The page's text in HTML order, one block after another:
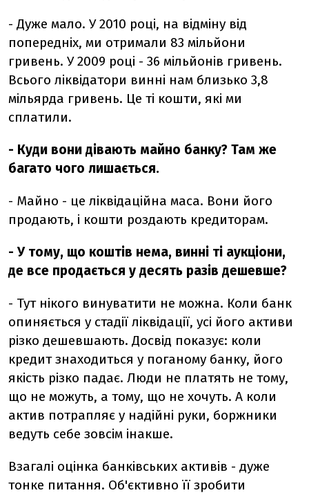
- Дуже мало. У 2010 році, на відміну від
попередніх, ми отримали 83 мільйони
гривень. У 2009 році - 36 мільйонів гривень.
Всього ліквідатори винні нам близько 3,8
мільярда гривень. Це ті кошти, які ми
сплатили.
- Куди вони дівають майно банку? Там же
багато чого лишається.
- Майно - це ліквідаційна маса. Вони його
продають, і кошти роздають кредиторам.
- У тому, що коштів нема, винні ті аукціони,
де все продається у десять разів дешевше?
- Тут нікого винуватити не можна. Коли банк
опиняється у стадії ліквідації, усі його активи
різко дешевшають. Досвід показує: коли
кредит знаходиться у поганому банку, його
якість різко падає. Люди не платять не тому,
що не можуть, а тому, що не хочуть. А коли
актив потрапляє у надійні руки, боржники
ведуть себе зовсім інакше.
Взагалі оцінка банківських активів - дуже
тонке питання. Об'єктивно її зробити